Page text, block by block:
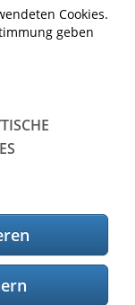
Cookies.
geben